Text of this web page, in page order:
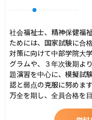
社会福祉士、精神保健福
ためには、国家試験に合
対策に向けて中部学院大
グラムや、３年次後期よ
題演習を中心に、模擬試
認と弱点の克服に努めま
万全を期し、全員合格を目